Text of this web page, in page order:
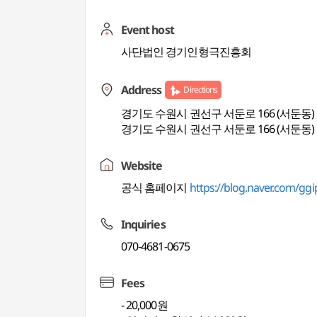
Event host
사단법인 경기인형극진흥회
Address Directions
경기도 수원시 권선구 서둔로 166 (서둔동)
경기도 수원시 권선구 서둔로 166 (서둔동)
Website
공식 홈페이지 https://blog.naver.com/
Inquiries
070-4681-0675
Fees
- 20,000원